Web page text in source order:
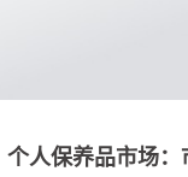
人保养品市场：